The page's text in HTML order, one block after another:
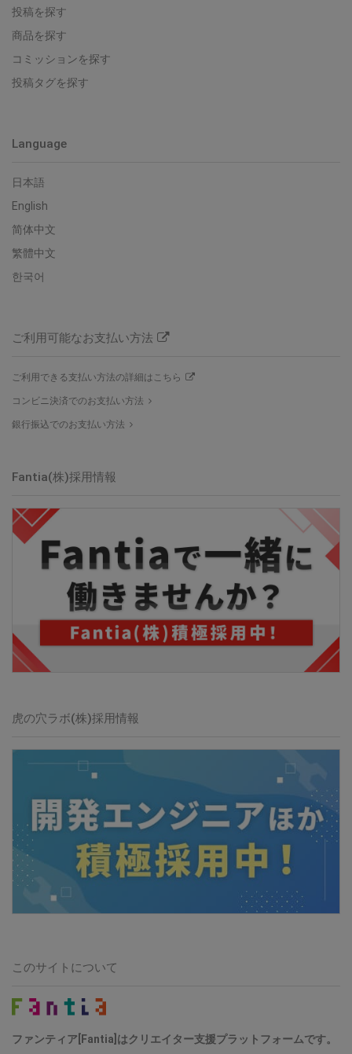
投稿を探す
商品を探す
コミッションを探す
投稿タグを探す
Language
日本語
English
简体中文
繁體中文
한국어
ご利用可能なお支払い方法
ご利用できる支払い方法の詳細はこちら
コンビニ決済でのお支払い方法
銀行振込でのお支払い方法
Fantia(株)採用情報
虎の穴ラボ(株)採用情報
このサイトについて
ファンティア[Fantia]はクリエイター支援プラットフォームです。